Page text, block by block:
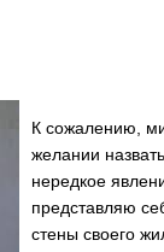
К сожалению,
желании
нередкое
представляю
стены своего